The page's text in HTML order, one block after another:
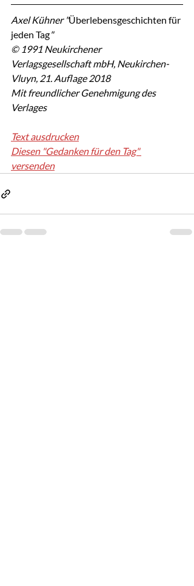
Axel Kühner "Überlebensgeschichten für
jeden Tag"
© 1991 Neukirchener
Verlagsgesellschaft mbH, Neukirchen-
Vluyn, 21. Auflage 2018
Mit freundlicher Genehmigung des
Verlages
Text ausdrucken
Diesen "Gedanken für den Tag"
versenden